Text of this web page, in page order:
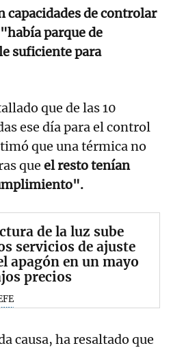
capacidades de controlar
"había parque de
suficiente para
que de las 10
ese día para el control
que una térmica no
que el resto tenían
de la luz sube
servicios de ajuste
apagón en un mayo
precios
causa, ha resaltado que